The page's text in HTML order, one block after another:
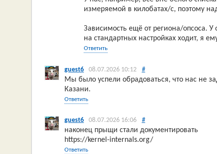
измеряемой в килобатах/с, поэтому
Зависимость ещё от региона/опсоса.
на стандартных настройках ходит, я
Ответить
guest6 08.07.2026 10:12 #
Мы было успели обрадоваться, что нас не
Казани.
Ответить
guest6 08.07.2026 16:06 #
наконец прыщи стали документировать
https://kernel-internals.org/
Ответить